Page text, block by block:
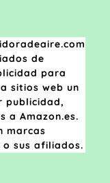
de
para
sitios web un
publicidad,
a Amazon.es.
marcas
o sus afiliados.